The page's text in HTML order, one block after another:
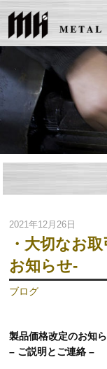
2021年12月26日
・大切なお
お知らせ-
ブログ
製品価格改定のお知
– ご説明とご連絡 –